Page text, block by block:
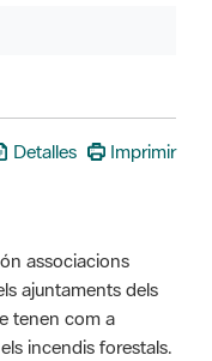
Detalles Imprimir
associacions
ajuntaments dels
tenen com a
incendis forestals.